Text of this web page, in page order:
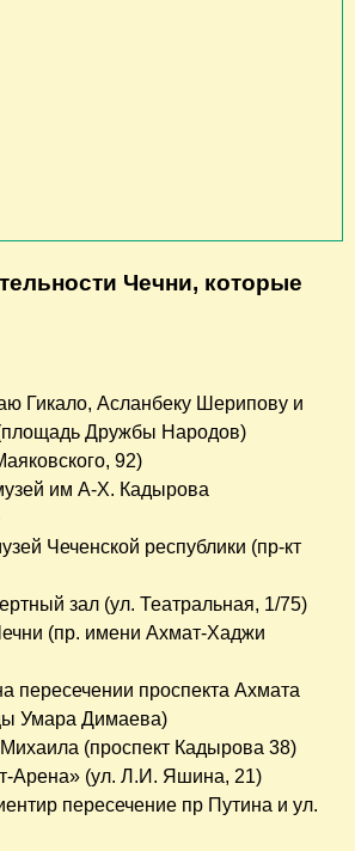
Чечни, которые
Гикало, Асланбеку Шерипову и
Дружбы Народов)
92)
им А-Х. Кадырова
Чеченской республики (пр-кт
зал (ул. Театральная, 1/75)
(пр. имени Ахмат-Хаджи
пересечении проспекта Ахмата
Умара Димаева)
(проспект Кадырова 38)
Арена» (ул. Л.И. Яшина, 21)
пересечение пр Путина и ул.